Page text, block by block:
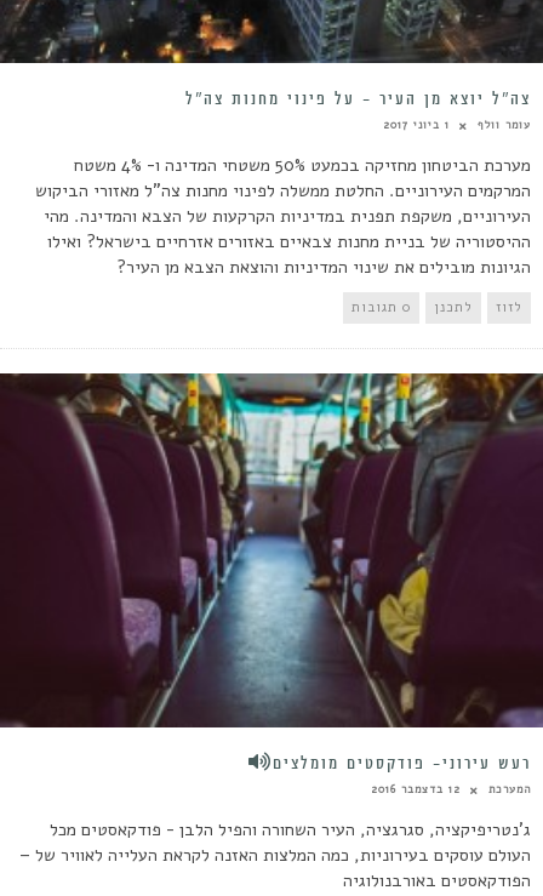
צה”ל יוצא מן העיר – על פינוי מחנות צה”ל
עומר וולף 1 ביוני 2017
מערכת הביטחון מחזיקה בכמעט 50% משטחי המדינה ו- 4% משטח
המרקמים העירוניים. החלטת ממשלה לפינוי מחנות צה"ל מאזורי הביקוש
העירוניים, משקפת תפנית במדיניות הקרקעות של הצבא והמדינה. מהי
ההיסטוריה של בניית מחנות צבאיים באזורים אזרחיים בישראל? ואילו
הגיונות מובילים את שינוי המדיניות והוצאת הצבא מן העיר?
לזוז לתכנן 0 תגובות
רעש עירוני- פודקסטים מומלצים
המערכת 12 בדצמבר 2016
ג'נטריפיקציה, סגרגציה, העיר השחורה והפיל הלבן - פודקאסטים מכל
העולם עוסקים בעירוניות, כמה המלצות האזנה לקראת העלייה לאוויר של –
הפודקאסטים באורבנולוגיה